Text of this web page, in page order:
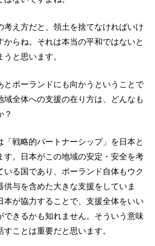
考え方だと、領土を捨てなければいけ
からね。それは本当の平和ではないと
と思います。
とポーランドにも向かうということで
域全体への支援の在り方は、どんなも
？
「戦略的パートナーシップ」を日本と
す。日本がこの地域の安定・安全を考
いる国であり、ポーランド自体もウク
供与を含めた大きな支援をしていま
本が協力することで、支援全体をいい
できるかも知れません。そういう意味
ことは重要だと思います。